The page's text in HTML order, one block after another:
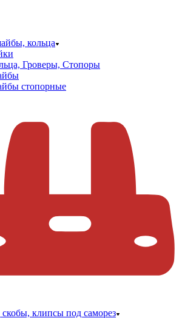
кольца
Гроверы, Стопоры
стопорные
клипсы под саморез